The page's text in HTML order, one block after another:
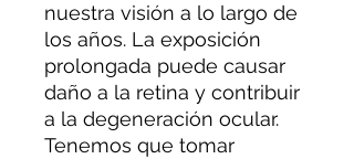
nuestra visión a lo largo de
los años. La exposición
prolongada puede causar
daño a la retina y contribuir
a la degeneración ocular.
Tenemos que tomar